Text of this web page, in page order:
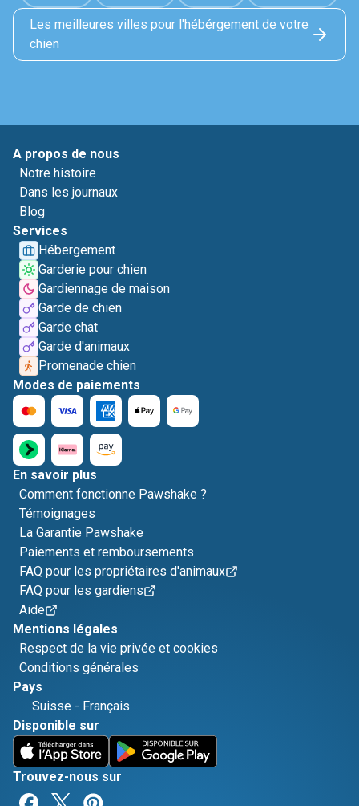
Les meilleures villes pour l'hébérgement de votre
chien
A propos de nous
Notre histoire
Dans les journaux
Blog
Services
Hébergement
Garderie pour chien
Gardiennage de maison
Garde de chien
Garde chat
Garde d'animaux
Promenade chien
Modes de paiements
En savoir plus
Comment fonctionne Pawshake ?
Témoignages
La Garantie Pawshake
Paiements et remboursements
FAQ pour les propriétaires d'animaux
FAQ pour les gardiens
Aide
Mentions légales
Respect de la vie privée et cookies
Conditions générales
Pays
Suisse - Français
Disponible sur
Trouvez-nous sur